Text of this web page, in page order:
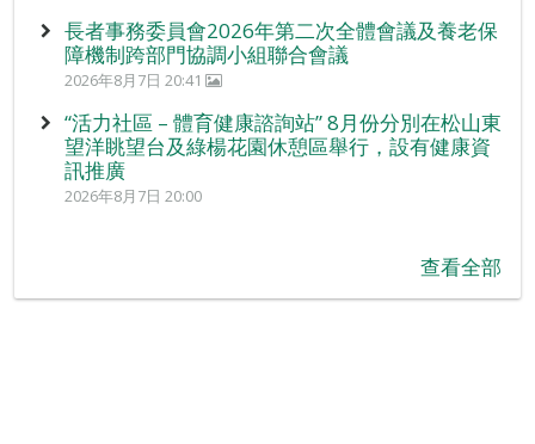
長者事務委員會2026年第二次全體會議及養老保
障機制跨部門協調小組聯合會議
2026年8月7日 20:41
“活力社區 – 體育健康諮詢站” 8月份分別在松山東
望洋眺望台及綠楊花園休憩區舉行，設有健康資
訊推廣
2026年8月7日 20:00
查看全部